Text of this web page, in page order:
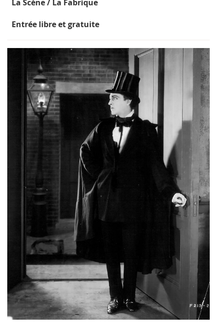
La Scène / La Fabrique
Entrée libre et gratuite